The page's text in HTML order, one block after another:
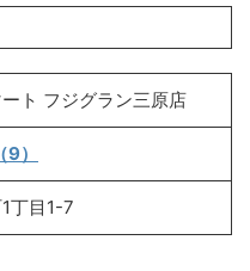
ト フジグラン三原店
（9）
丁目1-7